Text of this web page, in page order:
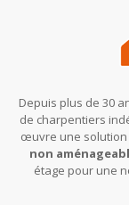
Depuis plus de 30
de charpentiers
œuvre une
non
étage pour une